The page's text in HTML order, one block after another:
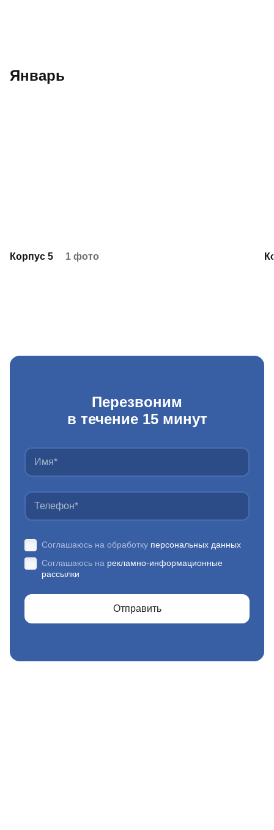
Январь
Корпус 5 1 фото
Перезвоним
в течение 15 минут
Соглашаюсь на обработку персональных данных
Соглашаюсь на рекламно-информационные
рассылки
Отправить